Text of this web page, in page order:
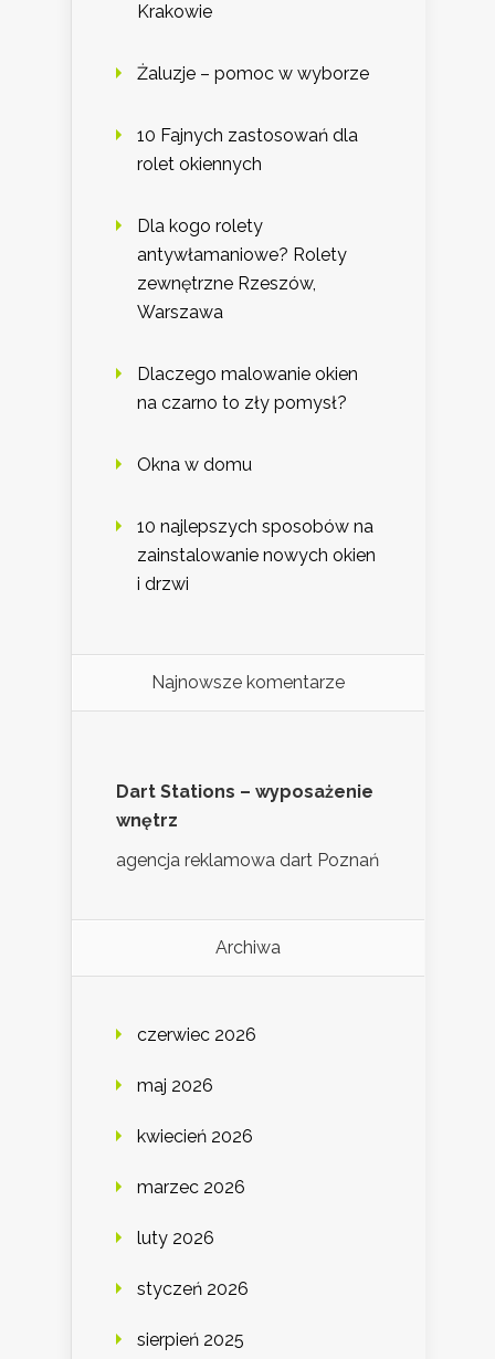
Krakowie
Żaluzje – pomoc w wyborze
10 Fajnych zastosowań dla
rolet okiennych
Dla kogo rolety
antywłamaniowe? Rolety
zewnętrzne Rzeszów,
Warszawa
Dlaczego malowanie okien
na czarno to zły pomysł?
Okna w domu
10 najlepszych sposobów na
zainstalowanie nowych okien
i drzwi
Najnowsze komentarze
Dart Stations – wyposażenie
wnętrz
agencja reklamowa dart Poznań
Archiwa
czerwiec 2026
maj 2026
kwiecień 2026
marzec 2026
luty 2026
styczeń 2026
sierpień 2025